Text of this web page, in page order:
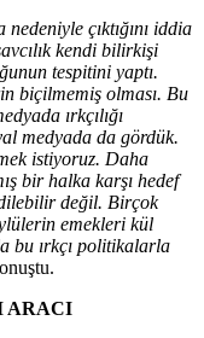
çıktığını iddia
kendi bilirkişi
tespitini yaptı.
biçilmemiş olması. Bu
ırkçılığı
medyada da gördük.
istiyoruz. Daha
bir halka karşı hedef
değil. Birçok
emekleri kül
bu ırkçı politikalarla
ARACI